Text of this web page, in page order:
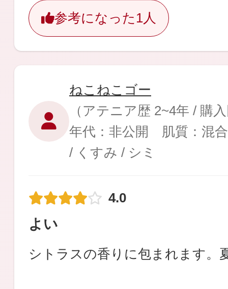
ギフト
ご利用ガイド
よくあるご質問
参考になった 1人
ねこねこゴー
（アテニア歴 2~4年 / 購
年代：非公開 肌質：混
/ くすみ / シミ
4.0
よい
シトラスの香りに包まれます。